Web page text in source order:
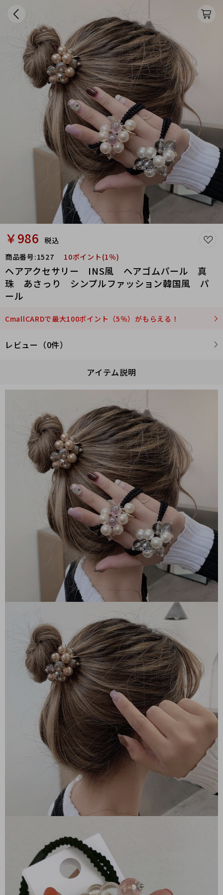
￥986 税込
商品番号:1527 10ポイント(1％)
ヘアアクセサリー INS風 ヘアゴムパール 真
珠 あさっり シンプルファッション韓国風 パ
ール
CmallCARDで最大100ポイント（5％）がもらえる！
レビュー（0件）
アイテム説明